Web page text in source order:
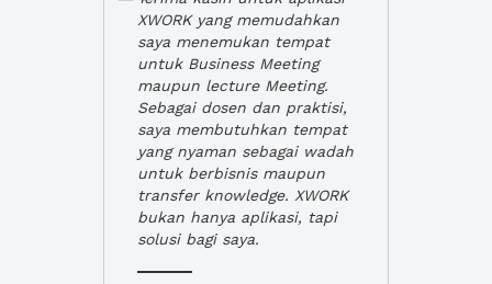
XWORK yang memudahkan
saya menemukan tempat
untuk Business Meeting
maupun lecture Meeting.
Sebagai dosen dan praktisi,
saya membutuhkan tempat
yang nyaman sebagai wadah
untuk berbisnis maupun
transfer knowledge. XWORK
bukan hanya aplikasi, tapi
solusi bagi saya.